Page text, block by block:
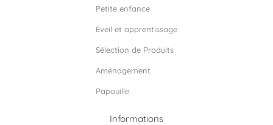
k a
m
Petite enfance
Eveil et apprentissage
Sélection de Produits
Aménagement
Papouille
Informations